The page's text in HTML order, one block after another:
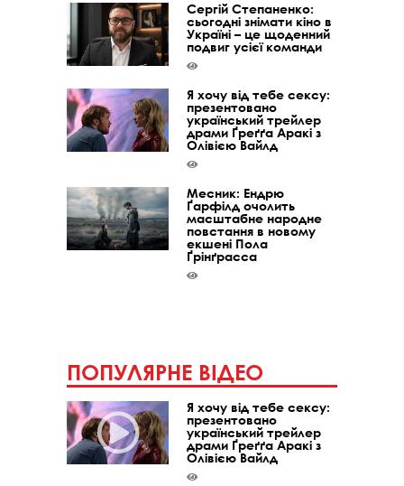
Сергій Степаненко:
сьогодні знімати кіно в
Україні – це щоденний
подвиг усієї команди
Я хочу від тебе сексу:
презентовано
український трейлер
драми Ґреґґа Аракі з
Олівією Вайлд
Месник: Ендрю
Ґарфілд очолить
масштабне народне
повстання в новому
екшені Пола
Ґрінґрасса
ПОПУЛЯРНЕ ВІДЕО
Я хочу від тебе сексу:
презентовано
український трейлер
драми Ґреґґа Аракі з
Олівією Вайлд